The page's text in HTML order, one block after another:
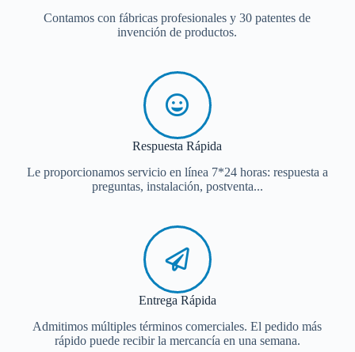
Contamos con fábricas profesionales y 30 patentes de
invención de productos.
Respuesta Rápida
Le proporcionamos servicio en línea 7*24 horas: respuesta a
preguntas, instalación, postventa...
Entrega Rápida
Admitimos múltiples términos comerciales. El pedido más
rápido puede recibir la mercancía en una semana.